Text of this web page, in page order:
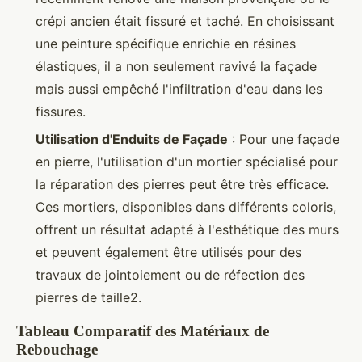
crépi ancien était fissuré et taché. En choisissant
une peinture spécifique enrichie en résines
élastiques, il a non seulement ravivé la façade
mais aussi empêché l'infiltration d'eau dans les
fissures.
Utilisation d'Enduits de Façade : Pour une façade
en pierre, l'utilisation d'un mortier spécialisé pour
la réparation des pierres peut être très efficace.
Ces mortiers, disponibles dans différents coloris,
offrent un résultat adapté à l'esthétique des murs
et peuvent également être utilisés pour des
travaux de jointoiement ou de réfection des
pierres de taille2.
Tableau Comparatif des Matériaux de
Rebouchage